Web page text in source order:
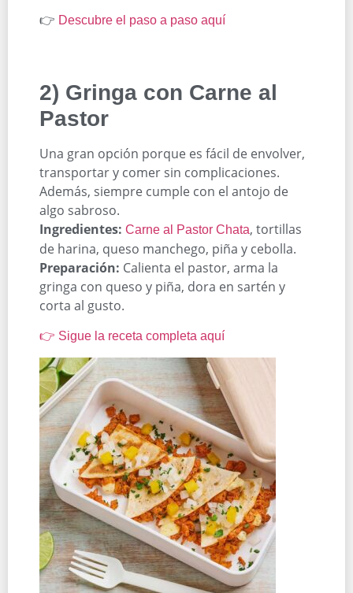
👉 Descubre el paso a paso aquí
2) Gringa con Carne al
Pastor
Una gran opción porque es fácil de envolver,
transportar y comer sin complicaciones.
Además, siempre cumple con el antojo de
algo sabroso.
Ingredientes: Carne al Pastor Chata, tortillas
de harina, queso manchego, piña y cebolla.
Preparación: Calienta el pastor, arma la
gringa con queso y piña, dora en sartén y
corta al gusto.
👉 Sigue la receta completa aquí